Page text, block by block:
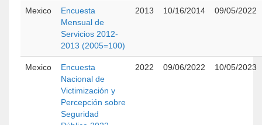
Mexico
Encuesta
Mensual de
Servicios 2012-
2013 (2005=100)
2013 10/16/2014 09/05/2022
Mexico
Encuesta
Nacional de
Victimización y
Percepción sobre
Seguridad
2022 09/06/2022 10/05/2023